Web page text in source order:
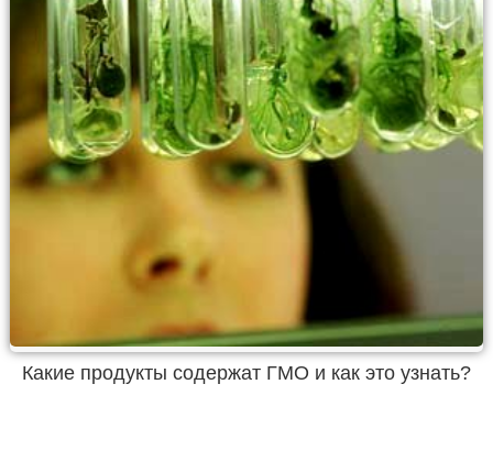
Какие продукты содержат ГМО и как это узнать?